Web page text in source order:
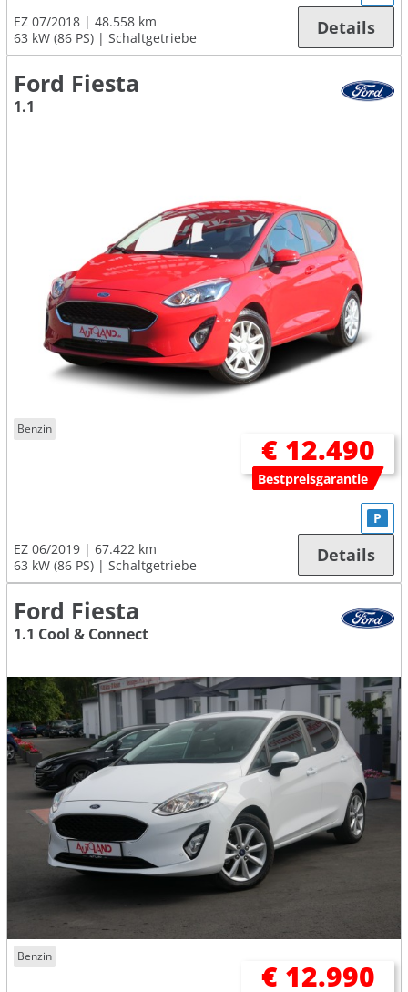
EZ 07/2018
48.558 km
63 kW (86 PS)
Schaltgetriebe Details
Ford Fiesta
1.1
Benzin
€ 12.490
Bestpreisgarantie
EZ 06/2019
67.422 km
63 kW (86 PS)
Schaltgetriebe
P
Details
Ford Fiesta
1.1 Cool & Connect
Benzin
€ 12.990